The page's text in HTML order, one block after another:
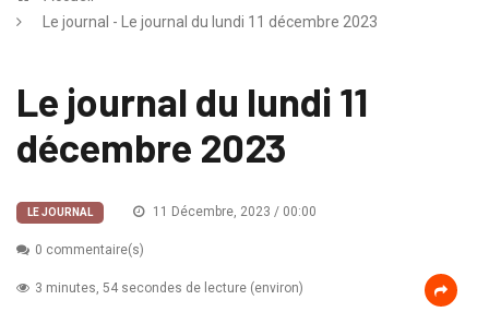
Le journal - Le journal du lundi 11 décembre 2023
Le journal du lundi 11
décembre 2023
LE JOURNAL 11 Décembre, 2023 / 00:00
0 commentaire(s)
3 minutes, 54 secondes de lecture (environ)